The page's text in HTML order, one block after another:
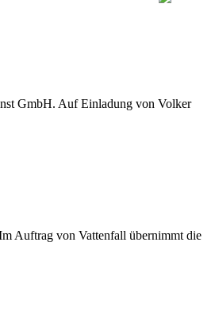
GmbH. Auf Einladung von Volker
Auftrag von Vattenfall übernimmt die